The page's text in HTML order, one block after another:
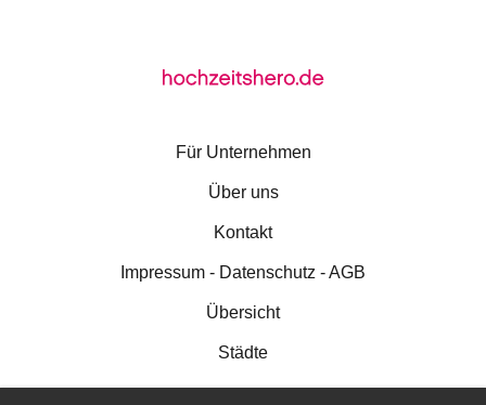
Für Unternehmen
Über uns
Kontakt
Impressum - Datenschutz - AGB
Übersicht
Städte